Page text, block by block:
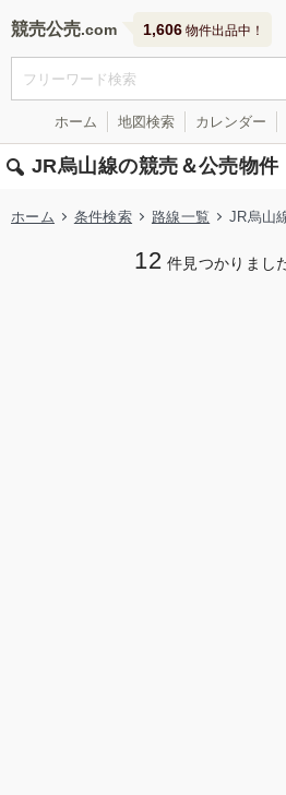
競売公売 1,606 物件出品中！
ホーム 地図検索 カレンダー
JR烏山線の競売＆公売物件
ホーム 条件検索 路線一覧 JR烏山
12 件見つかりまし